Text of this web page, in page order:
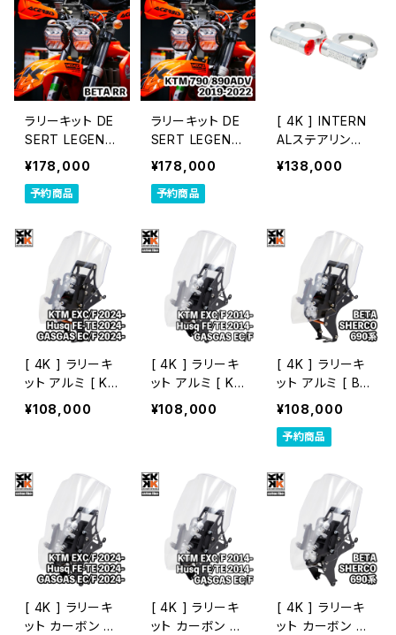
ラリーキット DE
SERT LEGEND
｜BETA RR
¥178,000
予約商品
ラリーキット DE
SERT LEGEND
｜KTM 790/8
90 ADVENTU
RE 2019-2022
¥178,000
予約商品
[ 4K ] INTERN
ALステアリング
ダンパー
¥138,000
[ 4K ] ラリーキ
ット アルミ [ KT
M・Husq・GAS
GAS EDマシン
¥108,000
[ 4K ] ラリーキ
ット アルミ [ KT
M・Husq・GAS
GAS EDマシン
¥108,000
[ 4K ] ラリーキ
ット アルミ [ BE
TA、SHERCO、
KTM～2013、K
TM690系 ]
¥108,000
予約商品
[ 4K ] ラリーキ
ット カーボン [
[ 4K ] ラリーキ
ット カーボン [
[ 4K ] ラリーキ
ット カーボン [